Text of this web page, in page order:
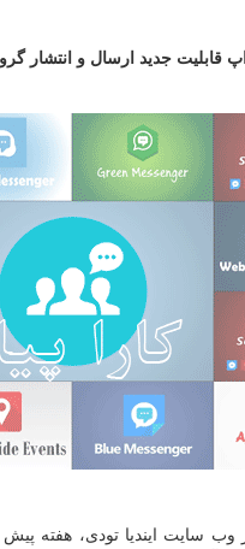
قابلیت جدید ارسال و انتشار
وب سایت ایندیا تودی، هفته